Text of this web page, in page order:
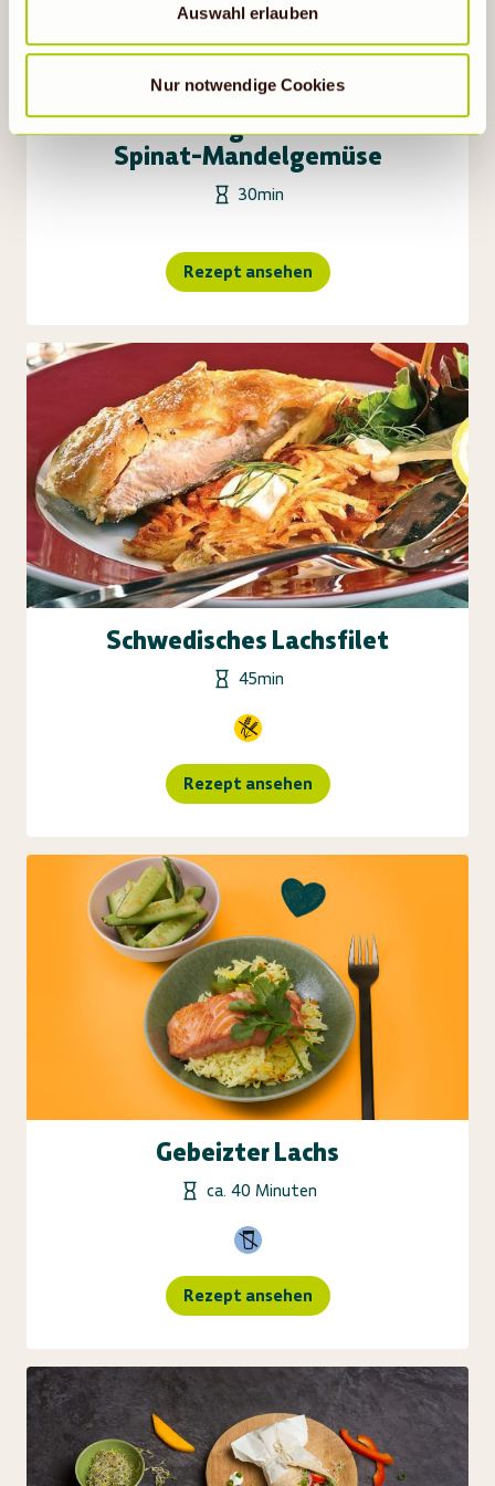
Auswahl erlauben
Nur notwendige Cookies
Lachs in Lasagneblättern mit
Spinat-Mandelgemüse
30min
Rezept ansehen
Schwedisches Lachsfilet
45min
Rezept ansehen
Gebeizter Lachs
ca. 40 Minuten
Rezept ansehen